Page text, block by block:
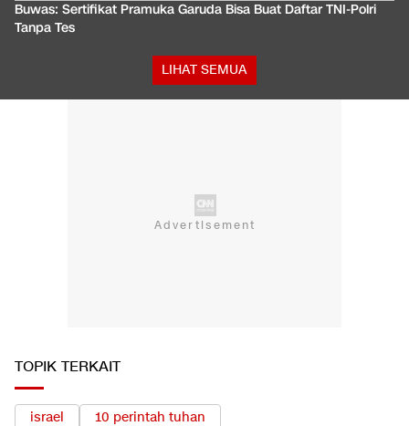
Buwas: Sertifikat Pramuka Garuda Bisa Buat Daftar TNI-Polri
Tanpa Tes
LIHAT SEMUA
TOPIK TERKAIT
israel 10 perintah tuhan